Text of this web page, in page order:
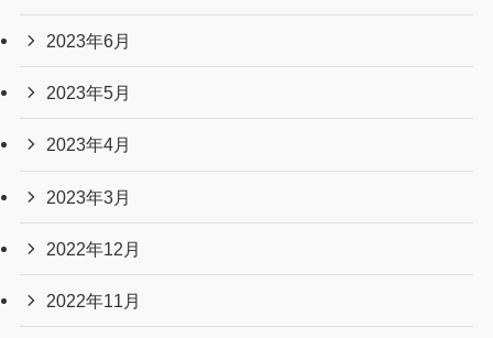
2023年6月
2023年5月
2023年4月
2023年3月
2022年12月
2022年11月